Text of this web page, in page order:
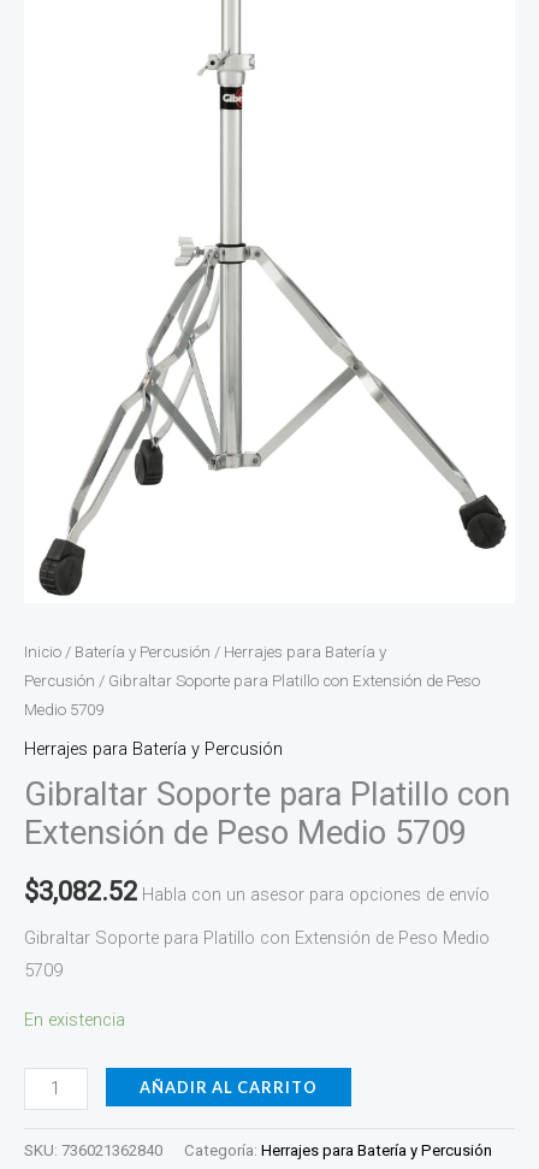
Inicio / Batería y Percusión / Herrajes para Batería y
Percusión / Gibraltar Soporte para Platillo con Extensión de Peso
Medio 5709
Herrajes para Batería y Percusión
Gibraltar Soporte para Platillo con
Extensión de Peso Medio 5709
$3,082.52 Habla con un asesor para opciones de envío
Gibraltar Soporte para Platillo con Extensión de Peso Medio
5709
En existencia
AÑADIR AL CARRITO
SKU: 736021362840 Categoría: Herrajes para Batería y Percusión